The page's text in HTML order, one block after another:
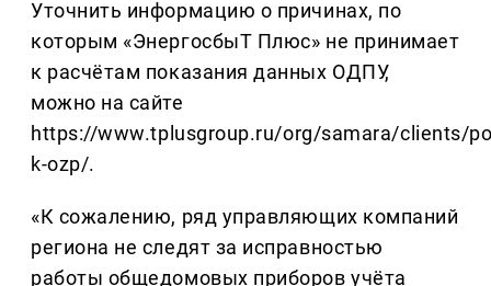
Уточнить информацию о причинах, по
которым «ЭнергосбыТ Плюс» не принимает
к расчётам показания данных ОДПУ,
можно на сайте
https://www.tplusgroup.ru/org/samara/clients/
k-ozp/.
«К сожалению, ряд управляющих компаний
региона не следят за исправностью
работы общедомовых приборов учёта